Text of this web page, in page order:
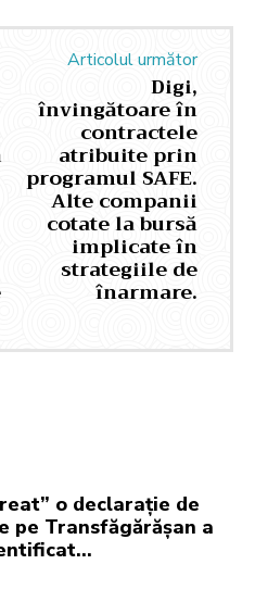
Articolul următor
Digi,
învingătoare în
contractele
atribuite prin
programul SAFE.
Alte companii
cotate la bursă
implicate în
strategiile de
înarmare.
o declarație de
pe Transfăgărășan a